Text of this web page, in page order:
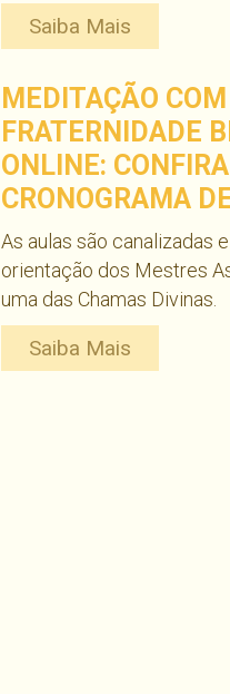
Saiba Mais
MEDITAÇÃO
FRATERNIDADE
ONLINE:
CRONOGRAMA
As aulas são canalizadas
orientação dos Mestres
uma das Chamas Divinas.
Saiba Mais